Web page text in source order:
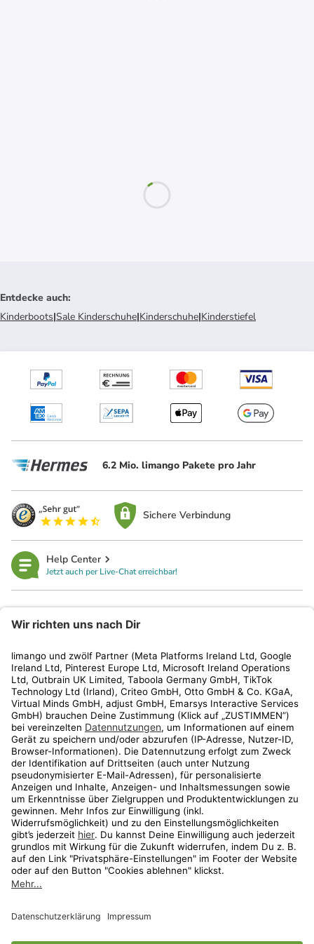
Entdecke auch:
Kinderboots|Sale Kinderschuhe|Kinderschuhe|Kinderstiefel
6.2 Mio. limango Pakete pro Jahr
Sichere Verbindung
Help Center
Jetzt auch per Live-Chat erreichbar!
Kundenservice
Shop
Aktionen
Travel